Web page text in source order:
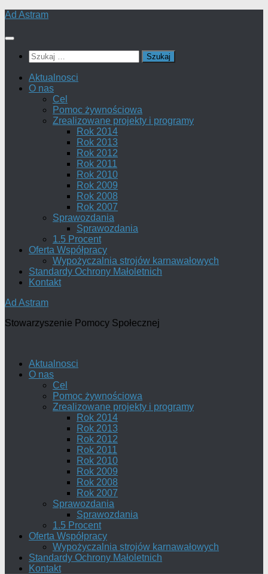
Skip
content
Ad Astram
Szukaj:
Aktualnosci
O nas
Cel
Pomoc żywnościowa
Zrealizowane projekty i programy
Rok 2014
Rok 2013
Rok 2012
Rok 2011
Rok 2010
Rok 2009
Rok 2008
Rok 2007
Sprawozdania
Sprawozdania
1.5 Procent
Oferta Współpracy
Wypożyczalnia strojów karnawałowych
Standardy Ochrony Małoletnich
Kontakt
Ad Astram
Stowarzyszenie Pomocy Społecznej
Aktualnosci
O nas
Cel
Pomoc żywnościowa
Zrealizowane projekty i programy
Rok 2014
Rok 2013
Rok 2012
Rok 2011
Rok 2010
Rok 2009
Rok 2008
Rok 2007
Sprawozdania
Sprawozdania
1.5 Procent
Oferta Współpracy
Wypożyczalnia strojów karnawałowych
Standardy Ochrony Małoletnich
Kontakt